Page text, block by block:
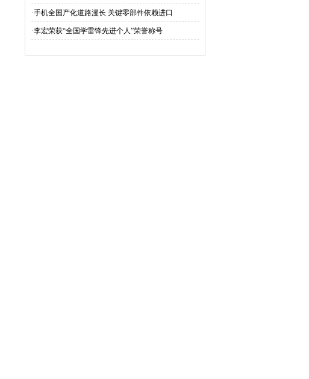
·手机全国产化道路漫长 关键零部件依赖进口
·李宏荣获“全国学雷锋先进个人”荣誉称号